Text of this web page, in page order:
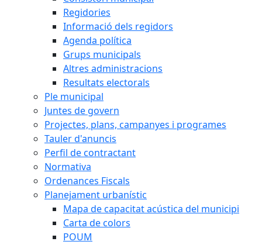
Regidories
Informació dels regidors
Agenda política
Grups municipals
Altres administracions
Resultats electorals
Ple municipal
Juntes de govern
Projectes, plans, campanyes i programes
Tauler d'anuncis
Perfil de contractant
Normativa
Ordenances Fiscals
Planejament urbanístic
Mapa de capacitat acústica del municipi
Carta de colors
POUM